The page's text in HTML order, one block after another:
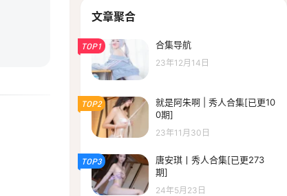
文章聚合
TOP1 合集导航
23年12月14日
TOP2
就是阿朱啊 | 秀人合集[已更10
0期]
23年11月30日
TOP3
唐安琪丨秀人合集[已更273
期]
24年5月23日